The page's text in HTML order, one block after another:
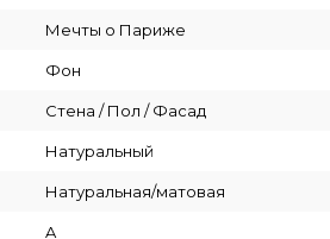
Мечты о Париже
Фон
Стена / Пол / Фасад
Натуральный
Натуральная/матовая
A